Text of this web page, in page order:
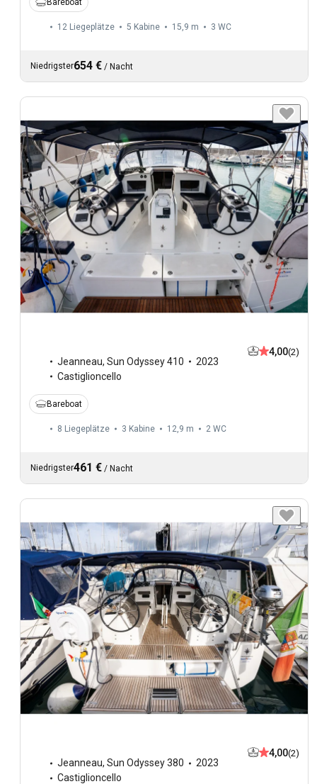
Bareboat
12 Liegeplätze 5 Kabine 15,9 m 3 WC
Niedrigster654 € / Nacht
Jeanneau, Sun Odyssey 410
2023
Castiglioncello
4,00(2)
Bareboat
8 Liegeplätze 3 Kabine 12,9 m 2 WC
Niedrigster461 € / Nacht
Jeanneau, Sun Odyssey 380
2023
Castiglioncello
4,00(2)